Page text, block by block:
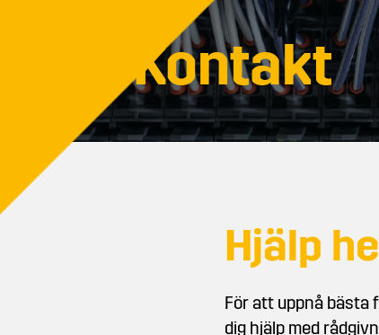
Kontakt
Hjälp
För att uppnå bästa
dig hjälp med